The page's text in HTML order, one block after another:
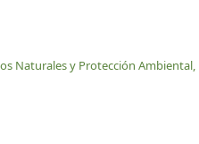
Naturales y Protección Ambiental,